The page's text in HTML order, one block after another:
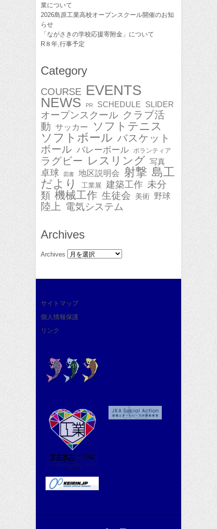
業について
2026島原工業高校オープンスクール開催のお知
らせ
「ながさきの学校応援寄附金」について
R８年,行事予定
Category
COURSE EVENTS
NEWS PR SCHEDULE SLIDER
オープンスクール クラブ活
動 サッカー ソフトテニス
ソフトボール バスケット
ボール バレーボール ボランティア
ラグビー レスリング 写真
卓球 図書 地区説明会 射撃 島工
だより
工業展 建築工作 未分
類 機械工作 生徒会 美術 野球
陸上 電気システム
Archives
Archives
サイトマップ
個人情報保護
リンク